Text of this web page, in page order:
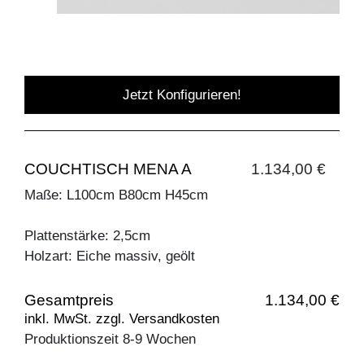
Jetzt Konfigurieren!
COUCHTISCH MENA A 1.134,00 €
Maße: L100cm B80cm H45cm
Plattenstärke: 2,5cm
Holzart: Eiche massiv, geölt
Gesamtpreis 1.134,00 €
inkl. MwSt. zzgl. Versandkosten
Produktionszeit 8-9 Wochen